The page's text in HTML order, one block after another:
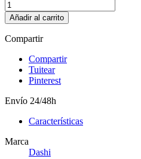
Añadir al carrito
Compartir
Compartir
Tuitear
Pinterest
Envío 24/48h
Características
Marca
Dashi